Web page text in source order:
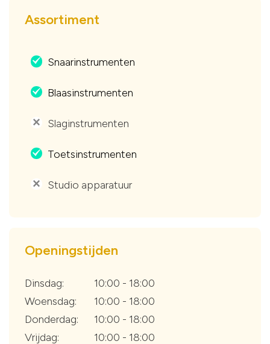
Assortiment
. Snaarinstrumenten
. Blaasinstrumenten
' Slaginstrumenten
. Toetsinstrumenten
' Studio apparatuur
Openingstijden
Dinsdag:
10:00 - 18:00
Woensdag:
10:00 - 18:00
Donderdag:
10:00 - 18:00
Vrijdag:
10:00 - 18:00